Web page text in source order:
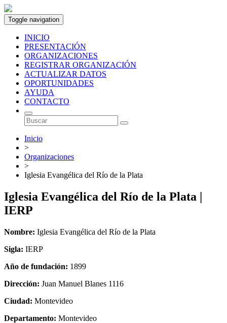
Toggle navigation
INICIO
PRESENTACIÓN
ORGANIZACIONES
REGISTRAR ORGANIZACIÓN
ACTUALIZAR DATOS
OPORTUNIDADES
AYUDA
CONTACTO
Inicio
>
Organizaciones
>
Iglesia Evangélica del Río de la Plata
Iglesia Evangélica del Río de la Plata |
IERP
Nombre: Iglesia Evangélica del Río de la Plata
Sigla: IERP
Año de fundación: 1899
Dirección: Juan Manuel Blanes 1116
Ciudad: Montevideo
Departamento: Montevideo